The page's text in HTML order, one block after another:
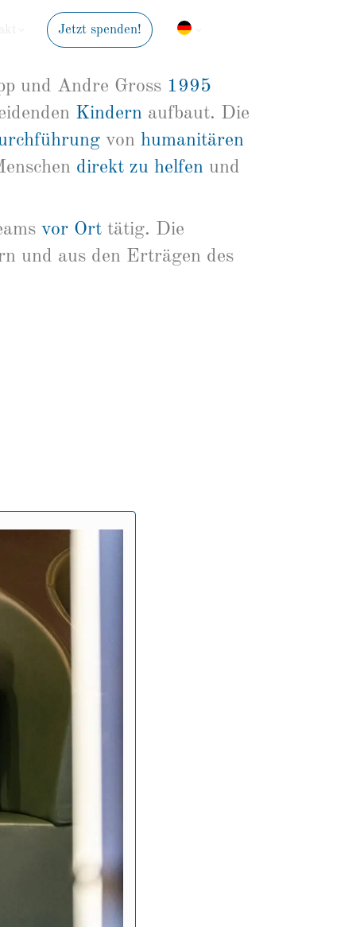
Jetzt spenden!
und Andre Gross 1995
Kindern aufbaut. Die
von humanitären
direkt zu helfen und
vor Ort tätig. Die
und aus den Erträgen des